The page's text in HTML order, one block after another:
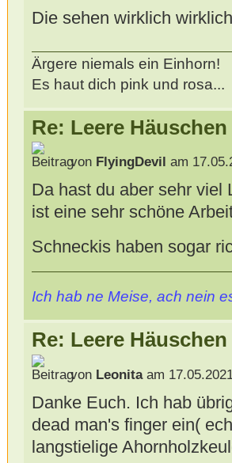
Die sehen wirklich
Ärgere niemals ein Einhorn!
Es haut dich pink und rosa...
Re: Leere
von FlyingDevil am
Da hast du aber sehr viel
ist eine sehr schöne
Schneckis haben sogar
Ich hab ne Meise, ach nein
Re: Leere
von Leonitaam
Danke Euch. Ich hab
dead man's finger ein(
langstielige